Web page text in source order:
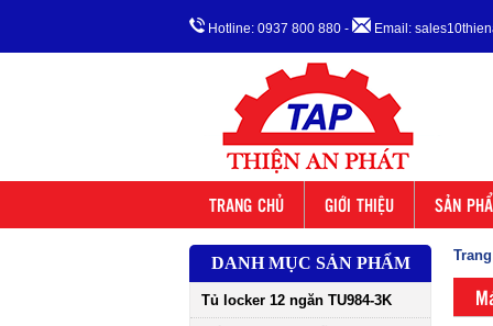
Hotline: 0937 800 880 - Email:
TRANG CHỦ GIỚI THIỆU SẢN
DANH MỤC SẢN PHẨM
Tủ locker 12 ngăn TU984-3K